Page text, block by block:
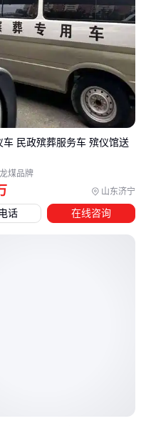
山东济宁
车 民政殡葬服务车 殡仪馆送
龙煤品牌
话 在线咨询